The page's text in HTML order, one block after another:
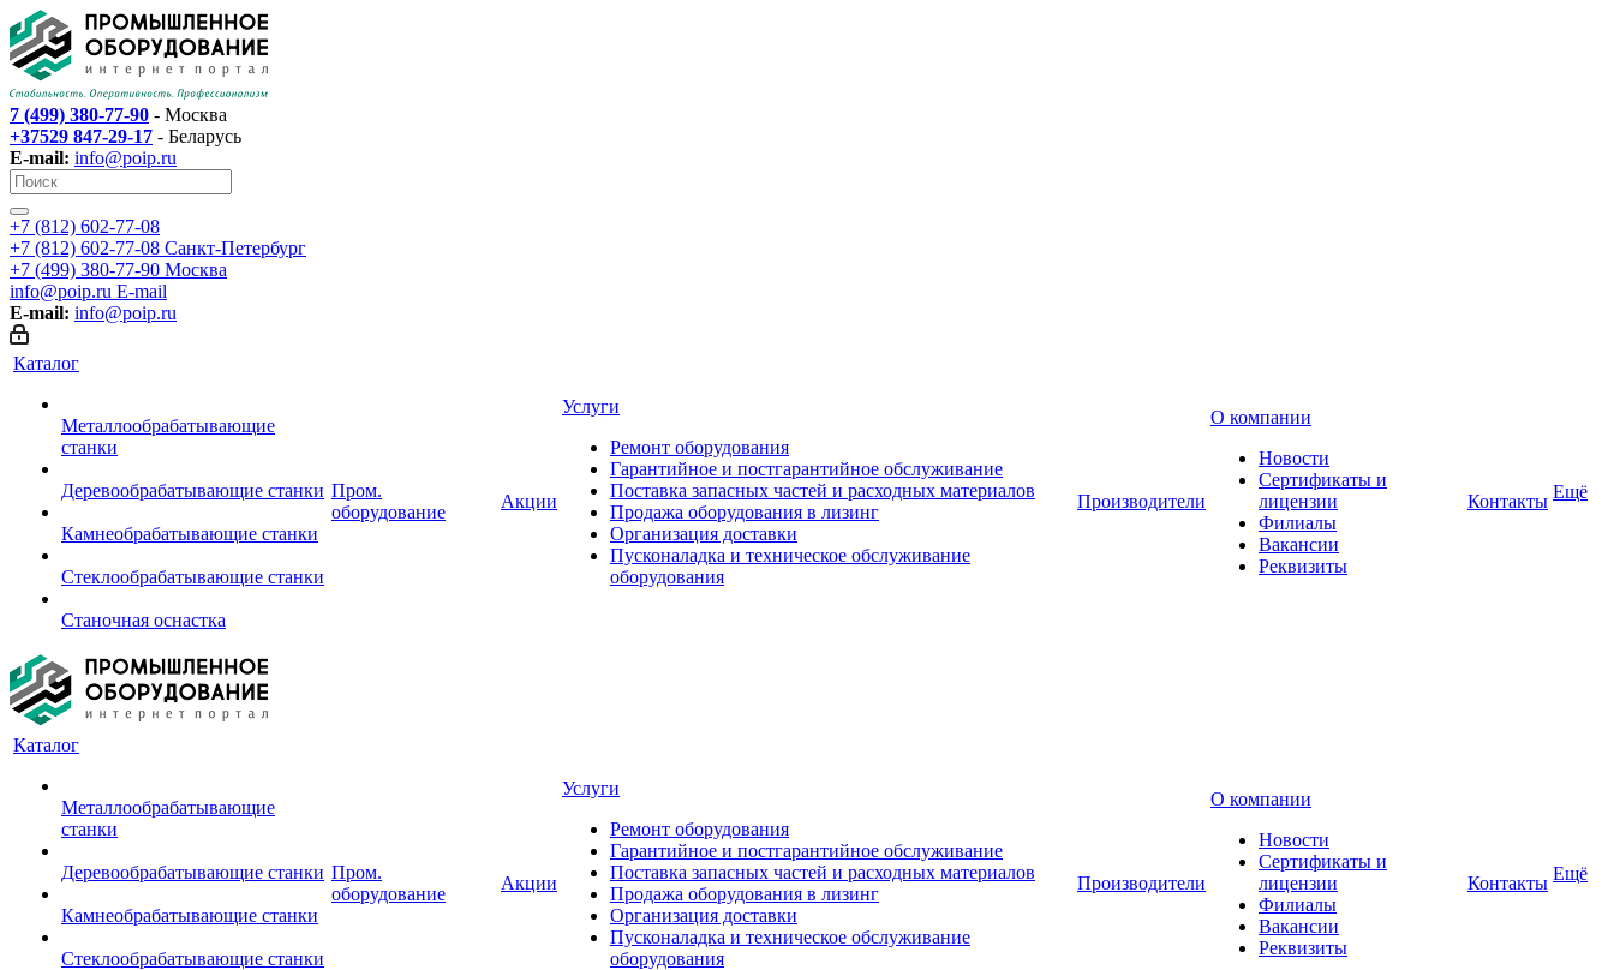
7 (499) 380-77-90 - Москва
+37529 847-29-17 - Беларусь
E-mail: info@poip.ru
+7 (812) 602-77-08
+7 (812) 602-77-08 Санкт-Петербург
+7 (499) 380-77-90 Москва
info@poip.ru E-mail
E-mail: info@poip.ru
Каталог
Металлообрабатывающие
станки
Деревообрабатывающие станки
Камнеобрабатывающие станки
Стеклообрабатывающие станки
Станочная оснастка
Пром.
оборудование
Акции
Услуги
Ремонт оборудования
Гарантийное и постгарантийное обслуживание
Поставка запасных частей и расходных материалов
Продажа оборудования в лизинг
Организация доставки
Пусконаладка и техническое обслуживание
оборудования
Производители
О компании
Новости
Сертификаты и
лицензии
Филиалы
Вакансии
Реквизиты
Контакты Ещё
Каталог
Металлообрабатывающие
станки
Деревообрабатывающие станки
Камнеобрабатывающие станки
Стеклообрабатывающие станки
Пром.
оборудование
Акции
Услуги
Ремонт оборудования
Гарантийное и постгарантийное обслуживание
Поставка запасных частей и расходных материалов
Продажа оборудования в лизинг
Организация доставки
Пусконаладка и техническое обслуживание
оборудования
Производители
О компании
Новости
Сертификаты и
лицензии
Филиалы
Вакансии
Реквизиты
Контакты Ещё